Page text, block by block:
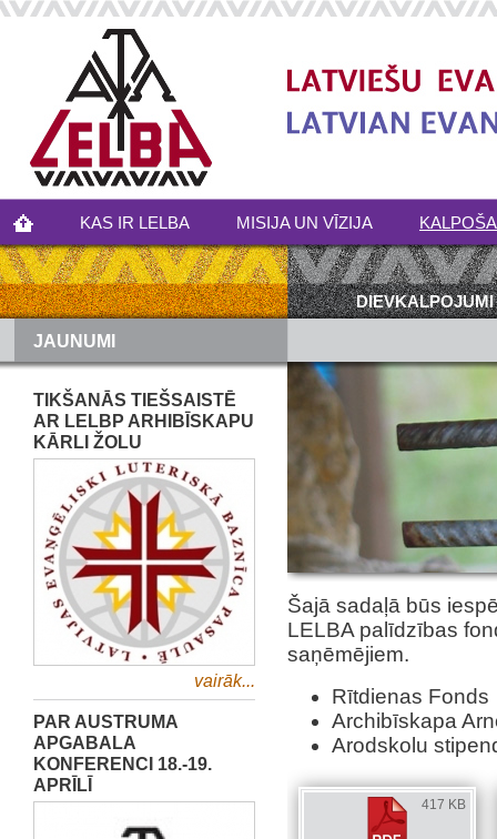
KAS IR LELBA MISIJA UN VĪZIJA
DIEVKALPOJUMI
JAUNUMI
TIKŠANĀS TIEŠSAISTĒ
AR LELBP ARHIBĪSKAPU
KĀRLI ŽOLU
vairāk...
PAR AUSTRUMA
APGABALA
KONFERENCI 18.-19.
APRĪLĪ
Šajā sadaļā būs
LELBA palīdzības
saņēmējiem.
Rītdienas Fonds
Archibīskapa
Arodskolu
417 KB